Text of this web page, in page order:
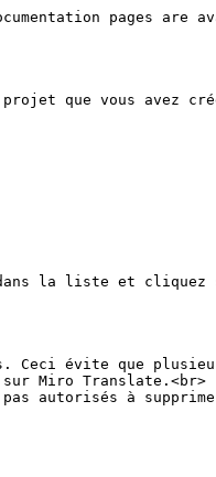
pages are
que vous avez
la liste et cliquez
Ceci évite que
Miro Translate.<br>
autorisés à